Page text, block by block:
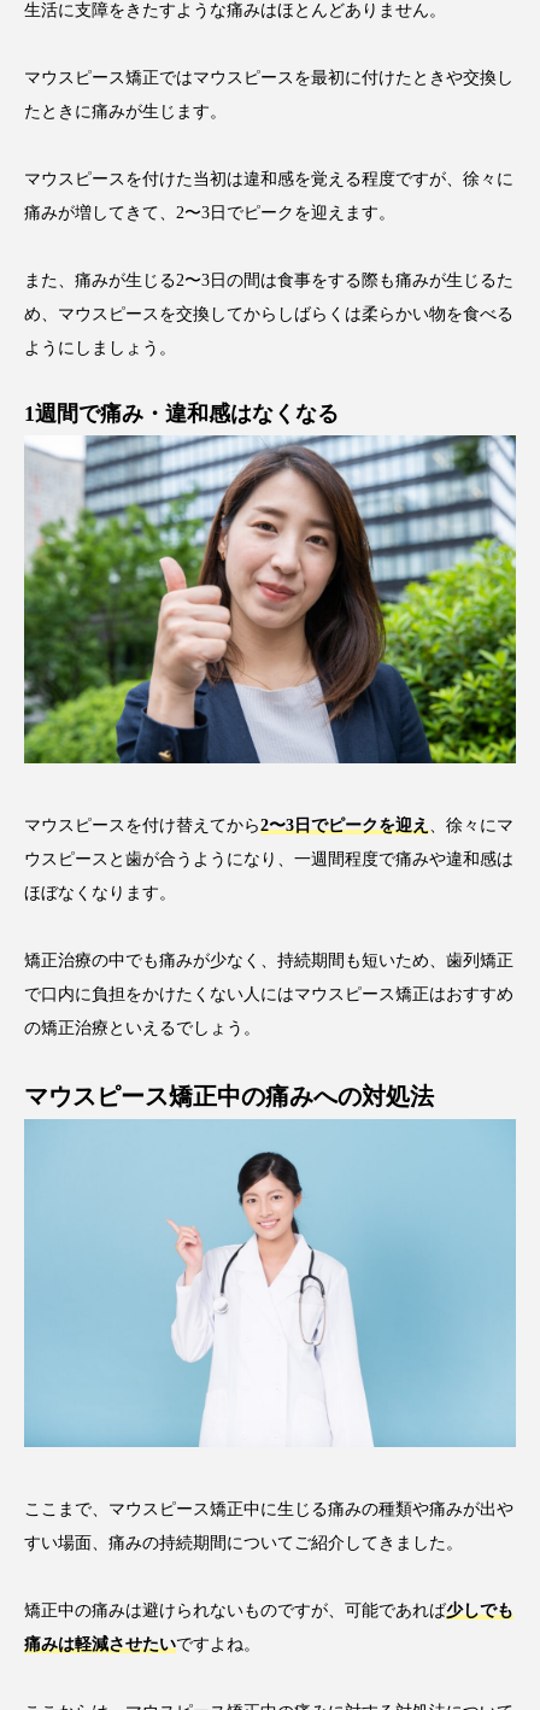
生活に支障をきたすような痛みはほとんどありません。
マウスピース矯正ではマウスピースを最初に付けたときや交換し
たときに痛みが生じます。
マウスピースを付けた当初は違和感を覚える程度ですが、徐々に
痛みが増してきて、2〜3日でピークを迎えます。
また、痛みが生じる2〜3日の間は食事をする際も痛みが生じるた
め、マウスピースを交換してからしばらくは柔らかい物を食べる
ようにしましょう。
1週間で痛み・違和感はなくなる
マウスピースを付け替えてから2〜3日でピークを迎え、徐々にマ
ウスピースと歯が合うようになり、一週間程度で痛みや違和感は
ほぼなくなります。
矯正治療の中でも痛みが少なく、持続期間も短いため、歯列矯正
で口内に負担をかけたくない人にはマウスピース矯正はおすすめ
の矯正治療といえるでしょう。
マウスピース矯正中の痛みへの対処法
ここまで、マウスピース矯正中に生じる痛みの種類や痛みが出や
すい場面、痛みの持続期間についてご紹介してきました。
矯正中の痛みは避けられないものですが、可能であれば少しでも
痛みは軽減させたいですよね。